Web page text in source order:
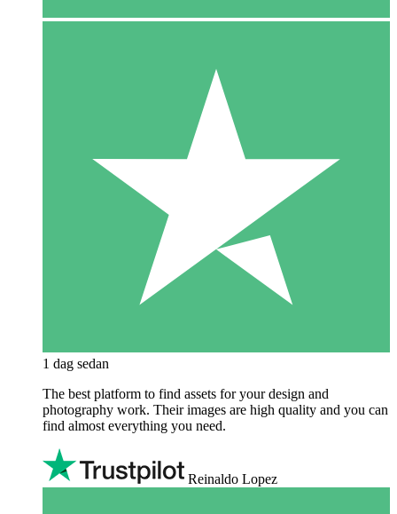
1 dag sedan
The best platform to find assets for your design and
photography work. Their images are high quality and you can
find almost everything you need.
Reinaldo Lopez